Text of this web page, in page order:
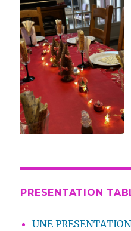
PRESENTATION
UNE